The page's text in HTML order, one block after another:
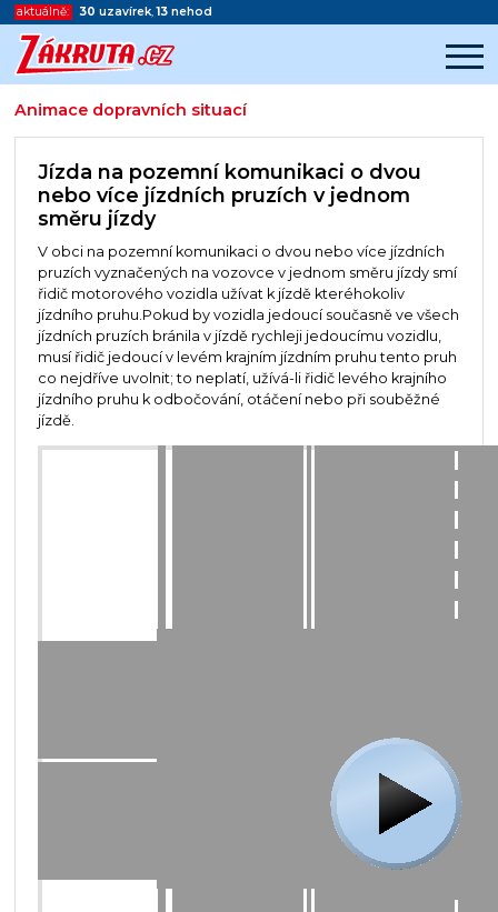
aktuálně: 30 uzavírek,13 nehod
Animace dopravních situací
Začátek reklamy
Jízda na pozemní komunikaci o dvou
nebo více jízdních pruzích v jednom
směru jízdy
V obci na pozemní komunikaci o dvou nebo více jízdních
pruzích vyznačených na vozovce v jednom směru jízdy smí
řidič motorového vozidla užívat k jízdě kteréhokoliv
jízdního pruhu.Pokud by vozidla jedoucí současně ve všech
jízdních pruzích bránila v jízdě rychleji jedoucímu vozidlu,
musí řidič jedoucí v levém krajním jízdním pruhu tento pruh
co nejdříve uvolnit; to neplatí, užívá-li řidič levého krajního
jízdního pruhu k odbočování, otáčení nebo při souběžné
jízdě.